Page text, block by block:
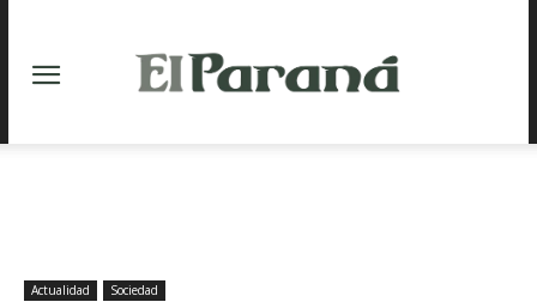
Actualidad Sociedad